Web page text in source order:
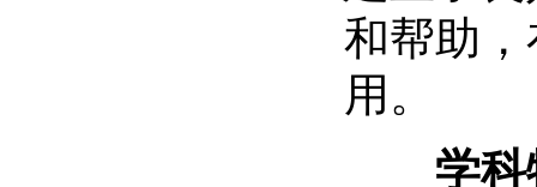
和帮助
用。
学科